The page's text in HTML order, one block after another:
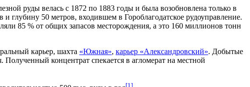
руды велась с 1872 по 1883 годы и была возобновлена только в
50 метров, входившем в Гороблагодатское рудоуправление.
85 % от общих запасов месторождения, а это 160 миллионов тонн
карьер, шахта «Южная», карьер «Александровский». Добытые
концентрат спекается в агломерат на местной
[1]